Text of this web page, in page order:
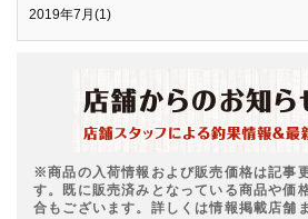
2019年7月(1)
※商品の入荷情報および販売価格は記事
す。既に販売済みとなっている商品や価
合もございます。詳しくは情報掲載店舗